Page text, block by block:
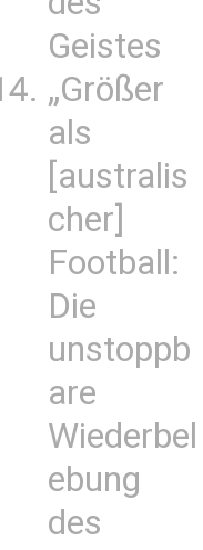
Geistes
„Größer
als
[australis
cher]
Football:
Die
unstoppb
are
Wiederbel
ebung
des